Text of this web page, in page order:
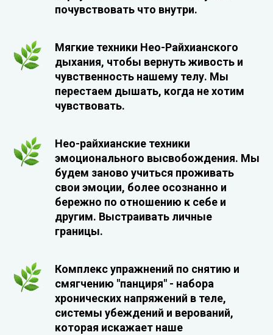
почувствовать что внутри.
Мягкие техники Нео-Райхианского
дыхания, чтобы вернуть живость и
чувственность нашему телу. Мы
перестаем дышать, когда не хотим
чувствовать.
Нео-райхианские техники
эмоционального высвобождения. Мы
будем заново учиться проживать
свои эмоции, более осознанно и
бережно по отношению к себе и
другим. Выстраивать личные
границы.
Комплекс упражнений по снятию и
смягчению "панциря" - набора
хронических напряжений в теле,
системы убеждений и верований,
которая искажает наше